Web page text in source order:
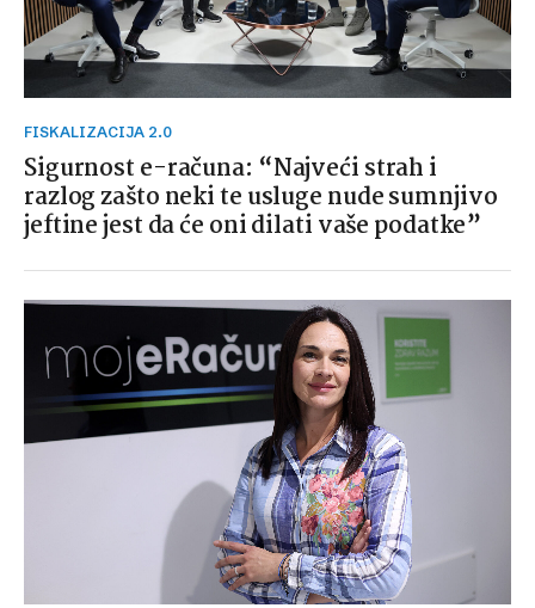
FISKALIZACIJA 2.0
Sigurnost e-računa: “Najveći strah i
razlog zašto neki te usluge nude sumnjivo
jeftine jest da će oni dilati vaše podatke”